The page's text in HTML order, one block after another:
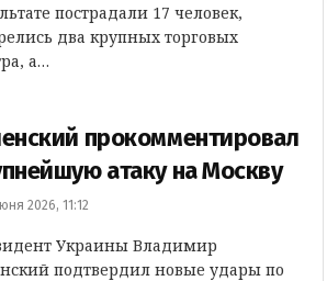
пострадали 17 человек,
два крупных торговых
а…
прокомментировал
атаку на Москву
2026, 11:12
Украины Владимир
подтвердил новые удары по